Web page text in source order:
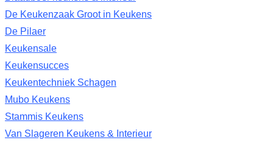
De Keukenzaak Groot in Keukens
De Pilaer
Keukensale
Keukensucces
Keukentechniek Schagen
Mubo Keukens
Stammis Keukens
Van Slageren Keukens & Interieur